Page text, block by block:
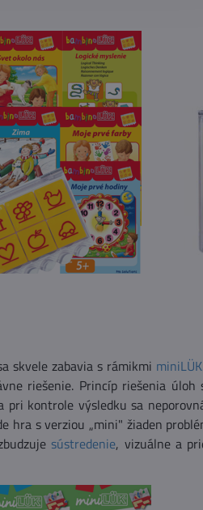
skvele zabavia s rámikmi miniLÜK
riešenie. Princíp riešenia
kontrole výsledku sa
hra s verziou „mini" žiaden
sústredenie, vizuálne a